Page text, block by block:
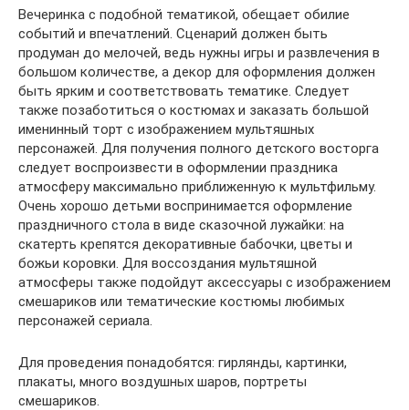
Вечеринка с подобной тематикой, обещает обилие
событий и впечатлений. Сценарий должен быть
продуман до мелочей, ведь нужны игры и развлечения в
большом количестве, а декор для оформления должен
быть ярким и соответствовать тематике. Следует
также позаботиться о костюмах и заказать большой
именинный торт с изображением мультяшных
персонажей. Для получения полного детского восторга
следует воспроизвести в оформлении праздника
атмосферу максимально приближенную к мультфильму.
Очень хорошо детьми воспринимается оформление
праздничного стола в виде сказочной лужайки: на
скатерть крепятся декоративные бабочки, цветы и
божьи коровки. Для воссоздания мультяшной
атмосферы также подойдут аксессуары с изображением
смешариков или тематические костюмы любимых
персонажей сериала.
Для проведения понадобятся: гирлянды, картинки,
плакаты, много воздушных шаров, портреты
смешариков.